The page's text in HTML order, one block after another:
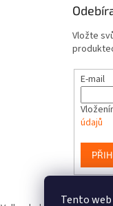
Tento
Vložte
E-mail
údajů